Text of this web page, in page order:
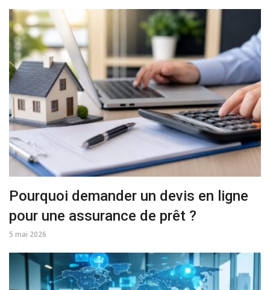
Pourquoi demander un devis en ligne
pour une assurance de prêt ?
5 mai 2026